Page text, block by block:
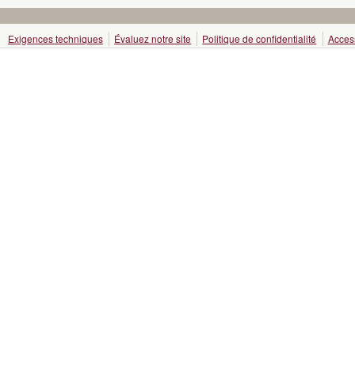
Exigences techniques Évaluez notre site Politique de confidentialité